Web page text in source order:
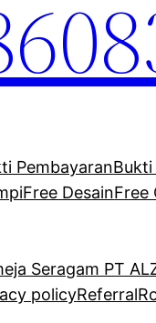
PembayaranBukti
Free DesainFree
Seragam PT
policyReferral